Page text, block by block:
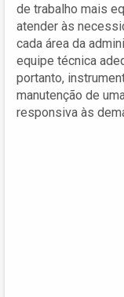
de trabalho mais
atender às
cada área da
equipe técnica
portanto,
manutenção de
responsiva às